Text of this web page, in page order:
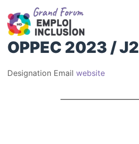
OPPEC 2023 / J2
Designation Email website